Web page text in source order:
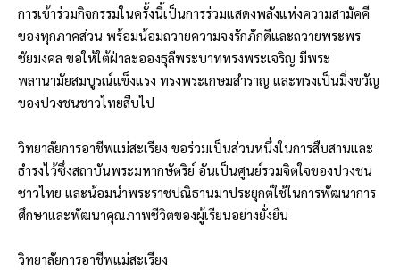
การเข้าร่วมกิจกรรมในครั้งนี้เป็นการร่วมแสดงพลังแห่งความสามัคคี
ของทุกภาคส่วน พร้อมน้อมถวายความจงรักภักดีและถวายพระพร
ชัยมงคล ขอให้ใต้ฝ่าละอองธุลีพระบาททรงพระเจริญ มีพระ
พลานามัยสมบูรณ์แข็งแรง ทรงพระเกษมสำราญ และทรงเป็นมิ่งขวัญ
ของปวงชนชาวไทยสืบไป
วิทยาลัยการอาชีพแม่สะเรียง ขอร่วมเป็นส่วนหนึ่งในการสืบสานและ
ธำรงไว้ซึ่งสถาบันพระมหากษัตริย์ อันเป็นศูนย์รวมจิตใจของปวงชน
ชาวไทย และน้อมนำพระราชปณิธานมาประยุกต์ใช้ในการพัฒนาการ
ศึกษาและพัฒนาคุณภาพชีวิตของผู้เรียนอย่างยั่งยืน
วิทยาลัยการอาชีพแม่สะเรียง